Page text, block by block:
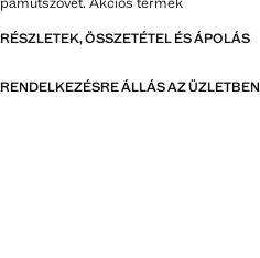
RÉSZLETEK, ÖSSZETÉTEL ÉS ÁPOLÁS
RENDELKEZÉSRE ÁLLÁS AZ ÜZLETBEN